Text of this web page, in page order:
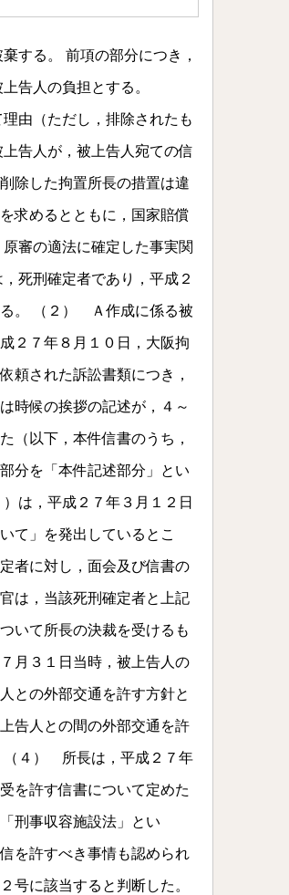
前項の部分につき，
告人の負担とする。
（ただし，排除されたも
告人が，被上告人宛ての信
除した拘置所長の措置は違
求めるとともに，国家賠償
審の適法に確定した事実関
死刑確定者であり，平成２
る。 （２） Ａ作成に係る被
２７年８月１０日，大阪拘
頼された訴訟書類につき，
時候の挨拶の記述が，４～
（以下，本件信書のうち，
分を「本件記述部分」とい
は，平成２７年３月１２日
て」を発出しているとこ
者に対し，面会及び信書の
は，当該死刑確定者と上記
いて所長の決裁を受けるも
月３１日当時，被上告人の
との外部交通を許す方針と
告人との間の外部交通を許
（４） 所長は，平成２７年
を許す信書について定めた
刑事収容施設法」とい
を許すべき事情も認められ
号に該当すると判断した。